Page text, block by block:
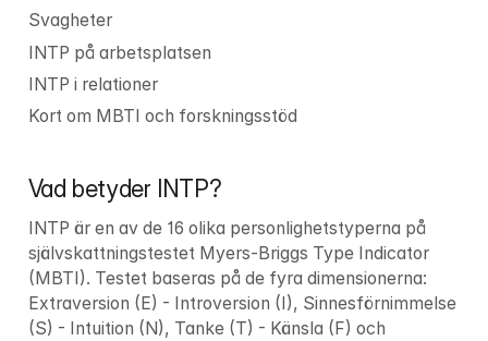
Vad betyder INTP?
INTP är en av de 16 olika personlighetstyperna på
självskattningstestet Myers-Briggs Type Indicator
(MBTI). Testet baseras på de fyra dimensionerna:
Extraversion (E) - Introversion (I), Sinnesförnimmelse
(S) - Intuition (N), Tanke (T) - Känsla (F) och
Svagheter
INTP på arbetsplatsen
INTP i relationer
Kort om MBTI och forskningsstöd